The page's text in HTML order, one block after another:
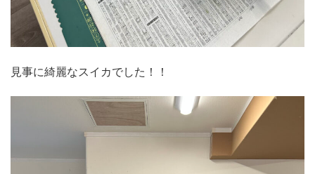
見事に綺麗なスイカでした！！